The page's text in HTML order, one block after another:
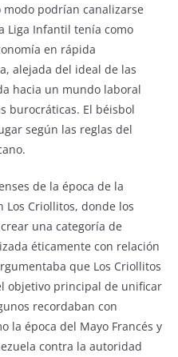
podrían canalizarse
Liga Infantil tenía como
en rápida
alejada del ideal de las
hacia un mundo laboral
burocráticas. El béisbol
según las reglas del
de la época de la
Los Criollitos, donde los
una categoría de
éticamente con relación
que Los Criollitos
objetivo principal de unificar
recordaban con
la época del Mayo Francés y
contra la autoridad